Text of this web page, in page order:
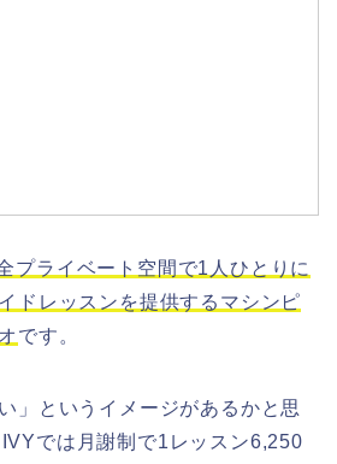
プライベート空間で1人ひとりに
ドレッスンを提供するマシンピ
です。
」というイメージがあるかと思
では月謝制で1レッスン6,250